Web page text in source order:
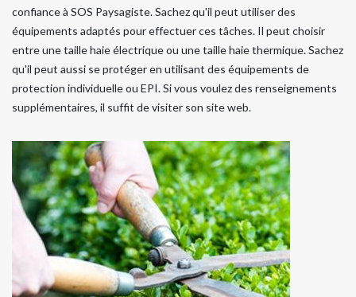
confiance à SOS Paysagiste. Sachez qu'il peut utiliser des
équipements adaptés pour effectuer ces tâches. Il peut choisir
entre une taille haie électrique ou une taille haie thermique. Sachez
qu'il peut aussi se protéger en utilisant des équipements de
protection individuelle ou EPI. Si vous voulez des renseignements
supplémentaires, il suffit de visiter son site web.